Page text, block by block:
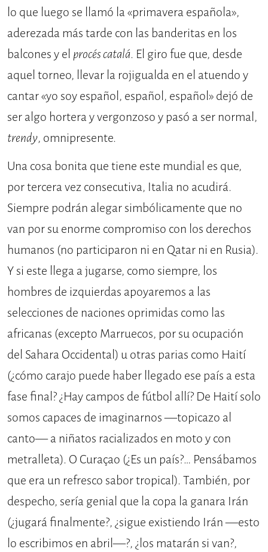
lo que luego se llamó la «primavera española»,
aderezada más tarde con las banderitas en los
balcones y el procés catalá. El giro fue que, desde
aquel torneo, llevar la rojigualda en el atuendo y
cantar «yo soy español, español, español» dejó de
ser algo hortera y vergonzoso y pasó a ser normal,
trendy, omnipresente.
Una cosa bonita que tiene este mundial es que,
por tercera vez consecutiva, Italia no acudirá.
Siempre podrán alegar simbólicamente que no
van por su enorme compromiso con los derechos
humanos (no participaron ni en Qatar ni en Rusia).
Y si este llega a jugarse, como siempre, los
hombres de izquierdas apoyaremos a las
selecciones de naciones oprimidas como las
africanas (excepto Marruecos, por su ocupación
del Sahara Occidental) u otras parias como Haití
(¿cómo carajo puede haber llegado ese país a esta
fase final? ¿Hay campos de fútbol allí? De Haití solo
somos capaces de imaginarnos —topicazo al
canto— a niñatos racializados en moto y con
metralleta). O Curaçao (¿Es un país?… Pensábamos
que era un refresco sabor tropical). También, por
despecho, sería genial que la copa la ganara Irán
(¿jugará finalmente?, ¿sigue existiendo Irán —esto
lo escribimos en abril—?, ¿los matarán si van?,